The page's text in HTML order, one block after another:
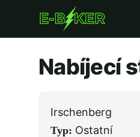
Nabíjecí
Irschenberg
Typ: Ostatní